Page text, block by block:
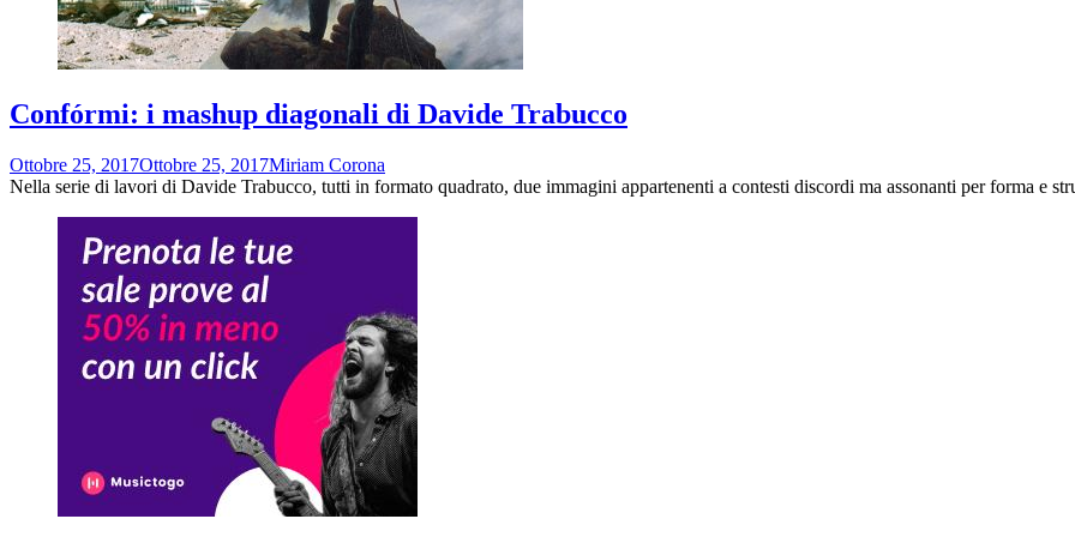
Confórmi: i mashup diagonali di Davide Trabucco
Ottobre 25, 2017Ottobre 25, 2017Miriam Corona
Nella serie di lavori di Davide Trabucco, tutti in formato quadrato, due immagini appartenenti a contesti discordi ma assonanti per forma e